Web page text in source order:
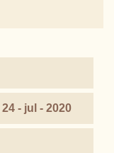
24 - jul - 2020